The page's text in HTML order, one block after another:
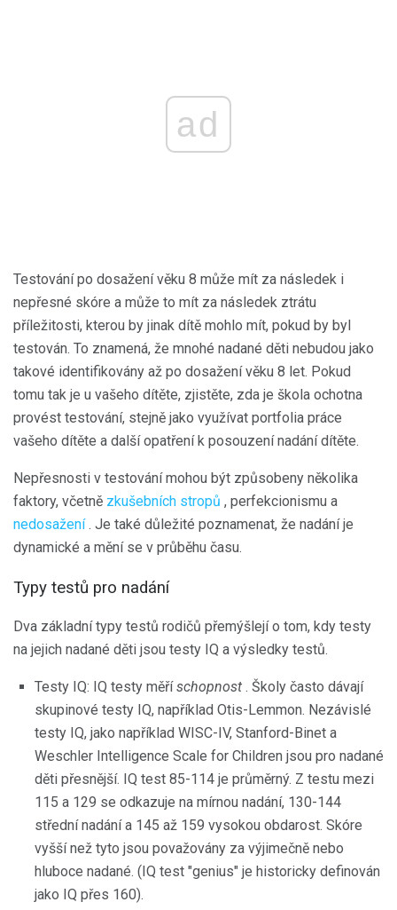
ad
Testování po dosažení věku 8 může mít za následek i
nepřesné skóre a může to mít za následek ztrátu
příležitosti, kterou by jinak dítě mohlo mít, pokud by byl
testován. To znamená, že mnohé nadané děti nebudou jako
takové identifikovány až po dosažení věku 8 let. Pokud
tomu tak je u vašeho dítěte, zjistěte, zda je škola ochotna
provést testování, stejně jako využívat portfolia práce
vašeho dítěte a další opatření k posouzení nadání dítěte.
Nepřesnosti v testování mohou být způsobeny několika
faktory, včetně zkušebních stropů , perfekcionismu a
nedosažení. Je také důležité poznamenat, že nadání je
dynamické a mění se v průběhu času.
Typy testů pro nadání
Dva základní typy testů rodičů přemýšlejí o tom, kdy testy
na jejich nadané děti jsou testy IQ a výsledky testů.
Testy IQ: IQ testy měříschopnost . Školy často dávají
skupinové testy IQ, například Otis-Lemmon. Nezávislé
testy IQ, jako například WISC-IV, Stanford-Binet a
Weschler Intelligence Scale for Children jsou pro nadané
děti přesnější. IQ test 85-114 je průměrný. Z testu mezi
115 a 129 se odkazuje na mírnou nadání, 130-144
střední nadání a 145 až 159 vysokou obdarost. Skóre
vyšší než tyto jsou považovány za výjimečně nebo
hluboce nadané. (IQ test "genius" je historicky definován
jako IQ přes 160).